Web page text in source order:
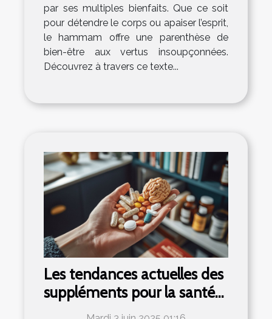
par ses multiples bienfaits. Que ce soit
pour détendre le corps ou apaiser l’esprit,
le hammam offre une parenthèse de
bien-être aux vertus insoupçonnées.
Découvrez à travers ce texte...
Les tendances actuelles des
suppléments pour la santé
cérébrale